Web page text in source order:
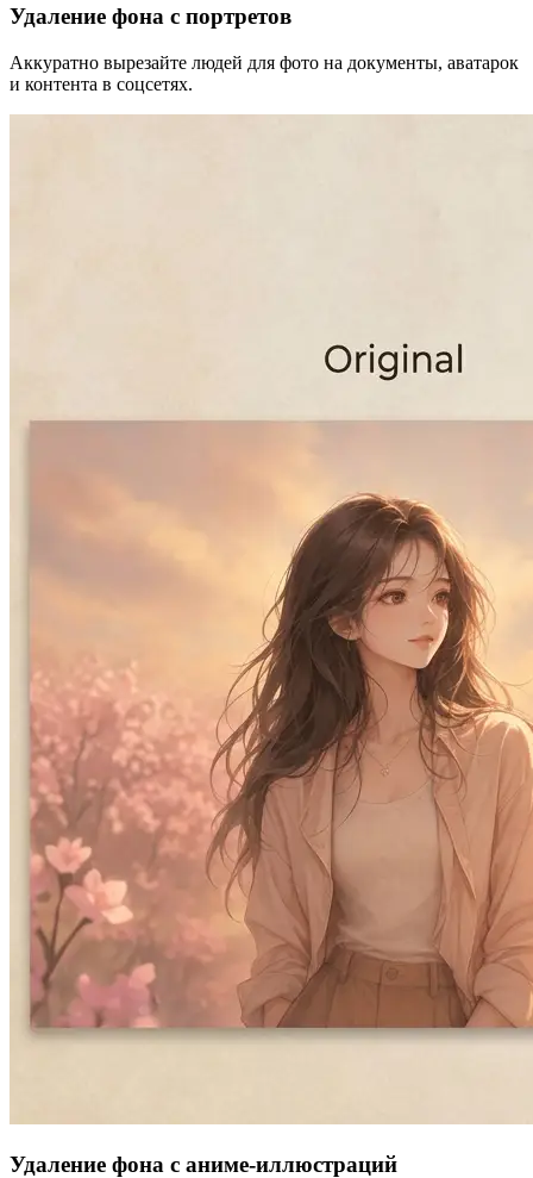
Удаление фона с портретов
Аккуратно вырезайте людей для фото на документы, аватарок
и контента в соцсетях.
Удаление фона с аниме-иллюстраций